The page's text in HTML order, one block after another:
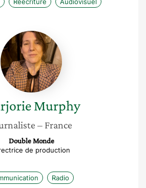
Marjorie
Murphy
Murphy
– France
Double Monde
de production
Radio